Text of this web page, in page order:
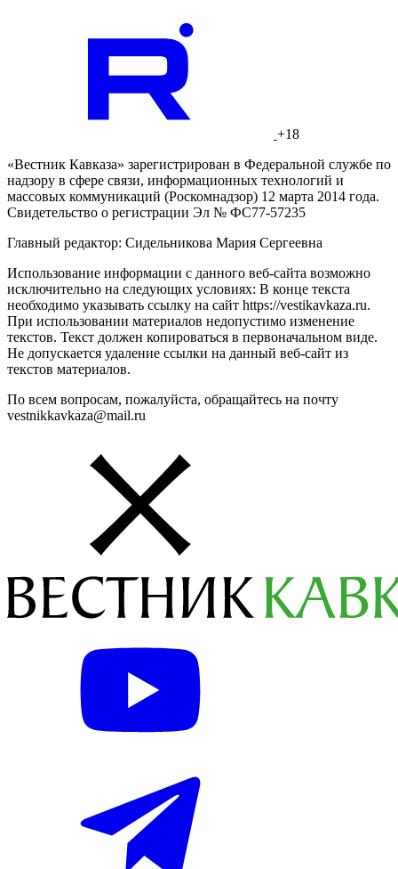
+18
«Вестник Кавказа» зарегистрирован в Федеральной службе по
надзору в сфере связи, информационных технологий и
массовых коммуникаций (Роскомнадзор) 12 марта 2014 года.
Свидетельство о регистрации Эл № ФС77-57235
Главный редактор: Сидельникова Мария Сергеевна
Использование информации с данного веб-сайта возможно
исключительно на следующих условиях: В конце текста
необходимо указывать ссылку на сайт https://vestikavkaza.ru.
При использовании материалов недопустимо изменение
текстов. Текст должен копироваться в первоначальном виде.
Не допускается удаление ссылки на данный веб-сайт из
текстов материалов.
По всем вопросам, пожалуйста, обращайтесь на почту
vestnikkavkaza@mail.ru